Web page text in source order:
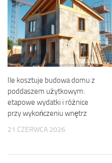
Ile kosztuje budowa domu z
poddaszem użytkowym:
etapowe wydatki i różnice
przy wykończeniu wnętrz
21 CZERWCA 2026